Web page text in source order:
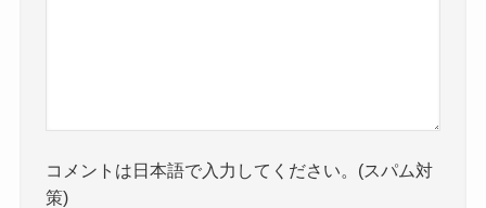
コメントは日本語で入力してください。(スパム対
策)